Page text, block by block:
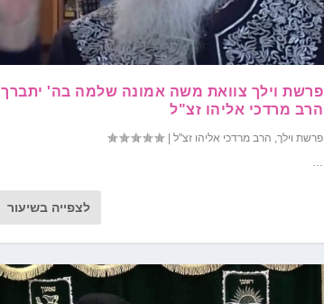
פרשת וילך צוואת משה אמונה שלמה בה' יתברך
הרב מרדכי אליהו זצ"ל
פרשת וילך, הרב מרדכי אליהו זצ"ל|
לצפייה בשיעור